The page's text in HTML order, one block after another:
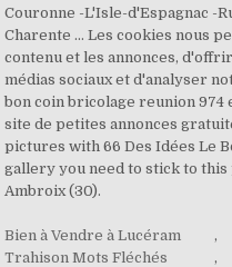
Couronne -L'Isle-d'Espagnac -
Charente … Les cookies nous
contenu et les annonces,
médias sociaux et d'analyser
bon coin bricolage reunion 974
site de petites annonces
pictures with 66 Des Idées Le
gallery you need to stick to
Ambroix (30).
Bien à Vendre à Lucéram ,
Trahison Mots Fléchés
,